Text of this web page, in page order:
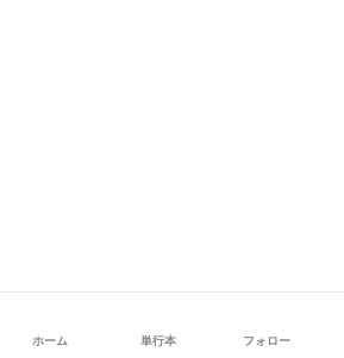
ホーム 単行本 フォロー